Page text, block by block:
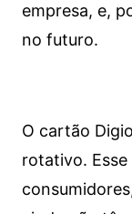
empresa, e,
no futuro.
O cartão
rotativo.